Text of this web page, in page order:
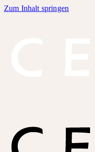
Zum Inhalt springen